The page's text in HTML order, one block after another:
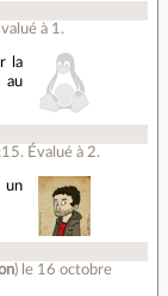
à 1 .
la
au
. Évalué à 2.
un
) le 16 octobre